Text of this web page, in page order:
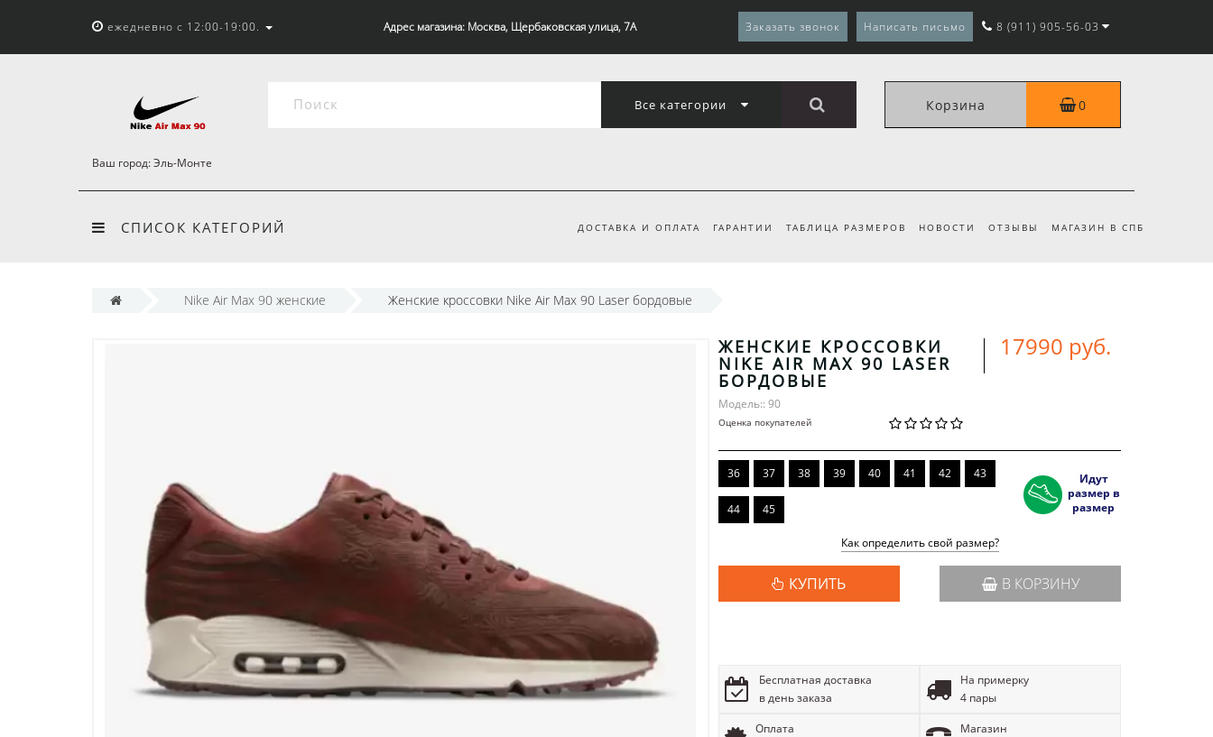
ежедневно с 12:00-19:00. Адрес магазина: Москва, Щербаковская улица, 7А Заказать звонок Написать письмо 8 (911) 905-56-03
Все категории Корзина 0
Ваш город:Эль-Монте
СПИСОК КАТЕГОРИЙ ДОСТАВКА И ОПЛАТА ГАРАНТИИ ТАБЛИЦА РАЗМЕРОВ НОВОСТИ ОТЗЫВЫ МАГАЗИН В СПБ
Nike Air Max 90 женские Женские кроссовки Nike Air Max 90 Laser бордовые
ЖЕНСКИЕ КРОССОВКИ
NIKE AIR MAX 90 LASER
БОРДОВЫЕ
Модель:: 90
Оценка покупателей
17990 руб.
36 37 38 39 40 41 42 43
44 45
Идут
размер в
размер
Как определить свой размер?
КУПИТЬ В КОРЗИНУ
Бесплатная доставка
в день заказа
На примерку
4 пары
Оплата
Магазин